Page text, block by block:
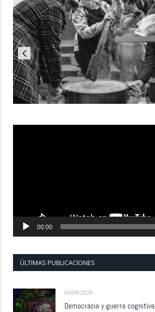
00:00
ÚLTIMAS PUBLICACIONES
06/08/2026
Democracia y guerra